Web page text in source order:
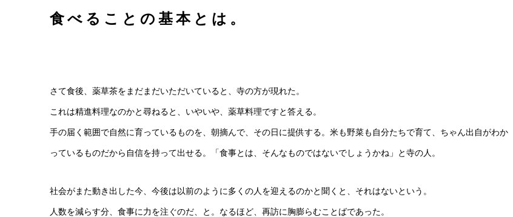
食べることの基本とは。
さて食後、薬草茶をまだまだいただいていると、寺の方が現れた。
これは精進料理なのかと尋ねると、いやいや、薬草料理ですと答える。
手の届く範囲で自然に育っているものを、朝摘んで、その日に提供する。米も野菜も自分たちで育て、ちゃん出自がわか
っているものだから自信を持って出せる。「食事とは、そんなものではないでしょうかね」と寺の人。
社会がまた動き出した今、今後は以前のように多くの人を迎えるのかと聞くと、それはないという。
人数を減らす分、食事に力を注ぐのだ、と。なるほど、再訪に胸膨らむことばであった。